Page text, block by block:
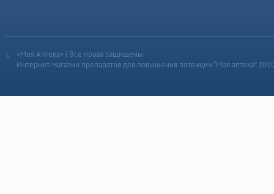
«Моя Аптека» | Все права защищены
Интернет-магазин препаратов для повышения потенции “Моя аптека”